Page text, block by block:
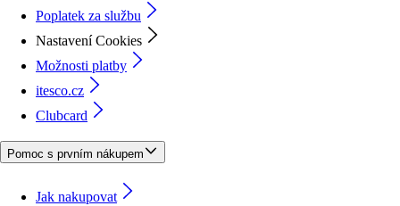
Poplatek za službu
Nastavení Cookies
Možnosti platby
itesco.cz
Clubcard
Pomoc s prvním nákupem
Jak nakupovat